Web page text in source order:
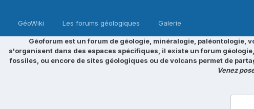
GéoWiki Les forums géologiques Galerie
Géoforum est un forum de géologie, minéralogie, paléontologie,
s'organisent dans des espaces spécifiques, il existe un forum
fossiles, ou encore de sites géologiques ou de volcans permet de
Venez